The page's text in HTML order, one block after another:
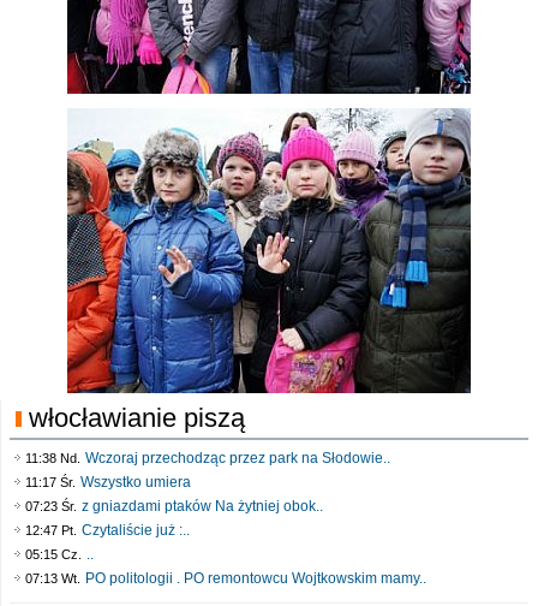
włocławianie piszą
11:38 Nd. Wczoraj przechodząc przez park na Słodowie..
11:17 Śr. Wszystko umiera
07:23 Śr. z gniazdami ptaków Na żytniej obok..
12:47 Pt. Czytaliście już :..
05:15 Cz. ..
07:13 Wt. PO politologii . PO remontowcu Wojtkowskim mamy..